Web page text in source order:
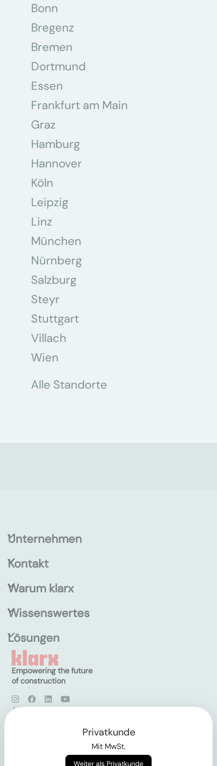
Bonn
Bregenz
Bremen
Dortmund
Essen
Frankfurt am Main
Graz
Hamburg
Hannover
Köln
Leipzig
Linz
München
Nürnberg
Salzburg
Steyr
Stuttgart
Villach
Wien
Alle Standorte
Unternehmen
Kontakt
Warum klarx
Wissenswertes
Lösungen
Empowering the future
of construction
AGB
Privatkunde
Mit MwSt.
Weiter als Privatkunde